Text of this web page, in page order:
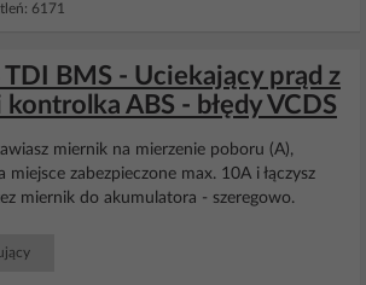
6171
TDI BMS - Uciekający prąd z
ABS - błędy VCDS
miernik na mierzenie poboru (A),
zabezpieczone max. 10A i łączysz
miernik do akumulatora - szeregowo.